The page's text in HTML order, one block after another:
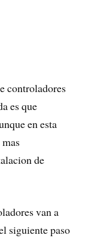
controladores
es que
en esta
de
van a
siguiente paso